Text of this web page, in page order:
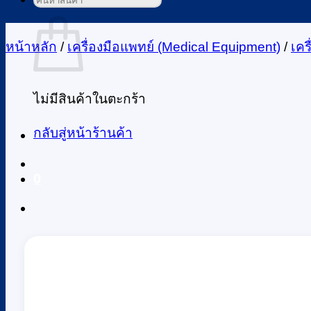
ตะกร้าสินค้า
ไม่มีสินค้าในตะกร้า
กลับสู่หน้าร้านค้า
หน้าหลัก / เครื่องมือแพทย์ (Medical Equipment) / เค